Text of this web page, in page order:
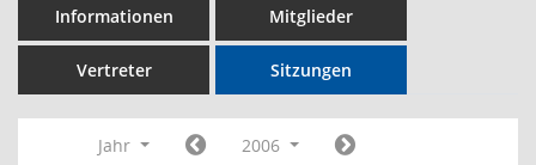
Informationen Mitglieder
Vertreter Sitzungen
Jahr
2006